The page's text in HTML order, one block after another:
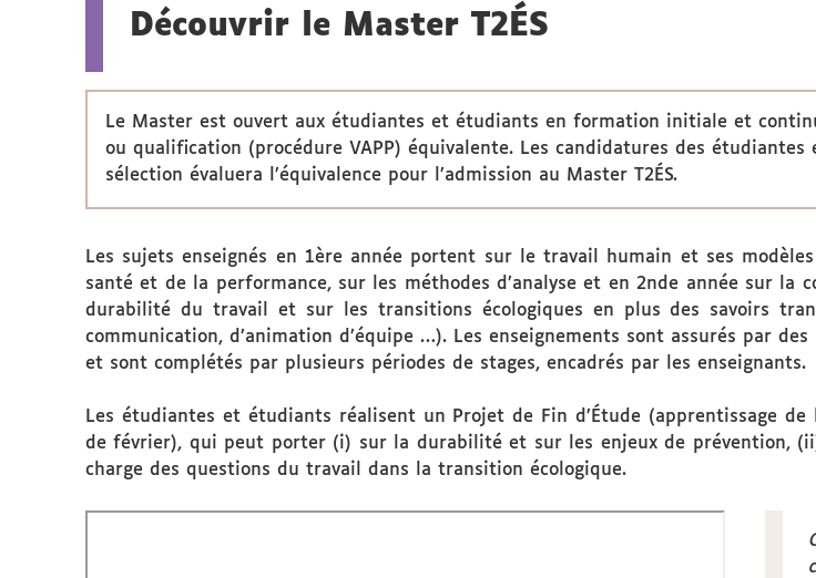
Découvrir le Master T2ÉS
Le Master est ouvert aux étudiantes et étudiants en formation initiale et
ou qualification (procédure VAPP) équivalente. Les candidatures des
sélection évaluera l’équivalence pour l’admission au Master T2ÉS.
Les sujets enseignés en 1ère année portent sur le travail humain et ses
santé et de la performance, sur les méthodes d’analyse et en 2nde année sur
durabilité du travail et sur les transitions écologiques en plus des savoirs
communication, d’animation d’équipe …). Les enseignements sont assurés par
et sont complétés par plusieurs périodes de stages, encadrés par les enseignants.
Les étudiantes et étudiants réalisent un Projet de Fin d’Étude (apprentissage
de février), qui peut porter (i) sur la durabilité et sur les enjeux de prévention,
charge des questions du travail dans la transition écologique.